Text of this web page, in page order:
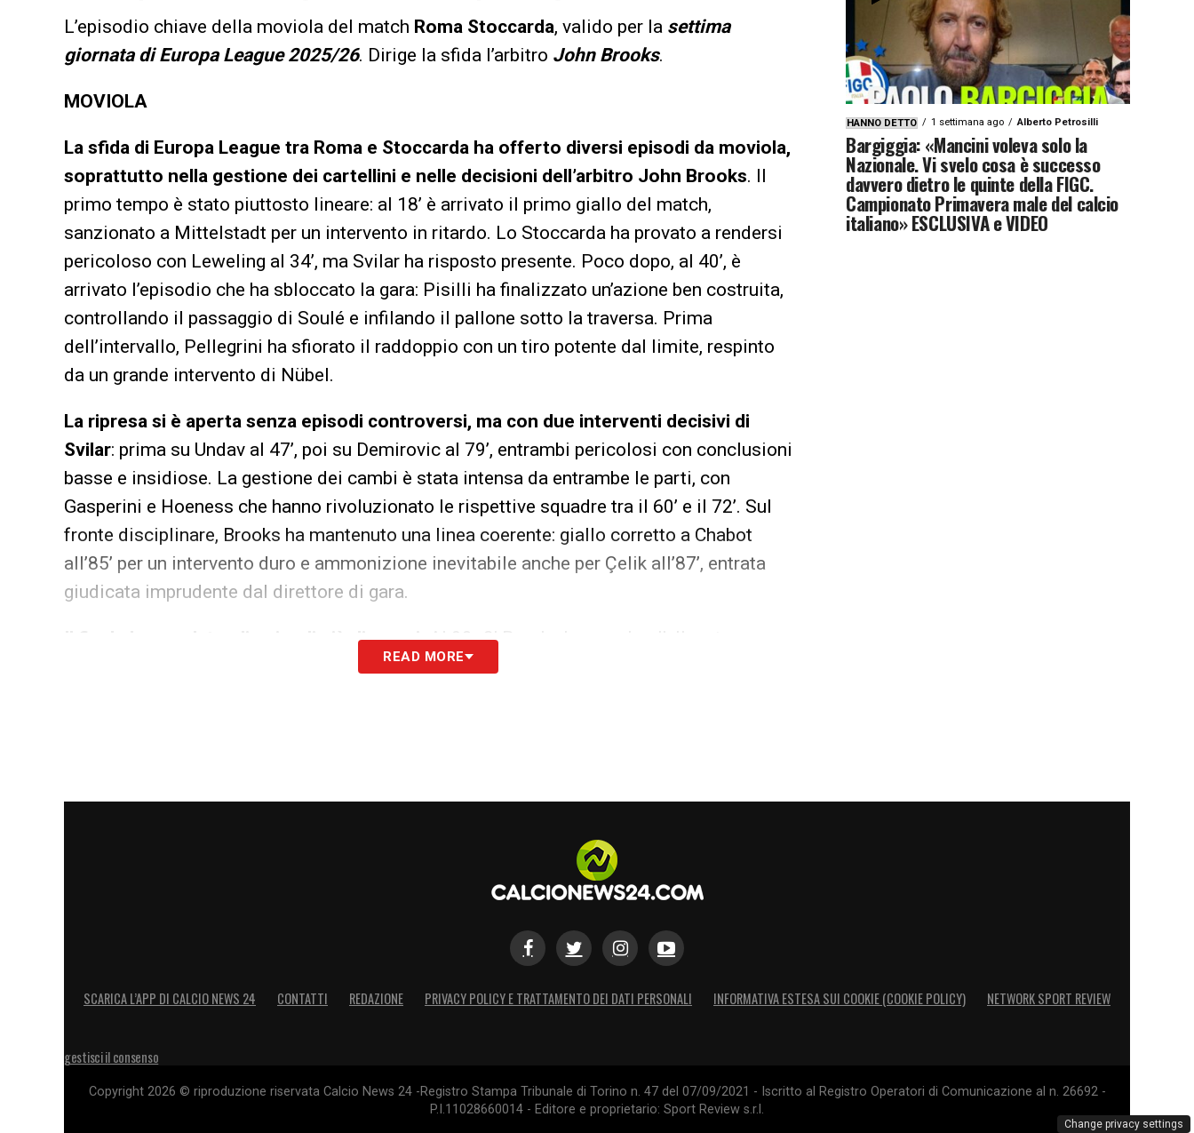
L’episodio chiave della moviola del match Roma Stoccarda, valido per la settima
giornata di Europa League 2025/26. Dirige la sfida l’arbitro John Brooks.
MOVIOLA
La sfida di Europa League tra Roma e Stoccarda ha offerto diversi episodi da moviola,
soprattutto nella gestione dei cartellini e nelle decisioni dell’arbitro John Brooks. Il
primo tempo è stato piuttosto lineare: al 18’ è arrivato il primo giallo del match,
sanzionato a Mittelstadt per un intervento in ritardo. Lo Stoccarda ha provato a rendersi
pericoloso con Leweling al 34’, ma Svilar ha risposto presente. Poco dopo, al 40’, è
arrivato l’episodio che ha sbloccato la gara: Pisilli ha finalizzato un’azione ben costruita,
controllando il passaggio di Soulé e infilando il pallone sotto la traversa. Prima
dell’intervallo, Pellegrini ha sfiorato il raddoppio con un tiro potente dal limite, respinto
da un grande intervento di Nübel.
La ripresa si è aperta senza episodi controversi, ma con due interventi decisivi di
Svilar: prima su Undav al 47’, poi su Demirovic al 79’, entrambi pericolosi con conclusioni
basse e insidiose. La gestione dei cambi è stata intensa da entrambe le parti, con
Gasperini e Hoeness che hanno rivoluzionato le rispettive squadre tra il 60’ e il 72’. Sul
fronte disciplinare, Brooks ha mantenuto una linea coerente: giallo corretto a Chabot
all’85’ per un intervento duro e ammonizione inevitabile anche per Çelik all’87’, entrata
giudicata imprudente dal direttore di gara.
Il finale ha regalato gli episodi più discussi.Al 90+2’ Brooks ha espulso l’allenatore
dello Stoccarda, Sebastian Hoeness, lasciando tutti nell’incertezza sulle motivazioni
solida e coerente nelle valutazioni.
Partite oggi, stasera e domani: guida alla Diretta TV
READ MORE
HANNO DETTO 1 settimana ago Alberto Petrosilli
Bargiggia: «Mancini voleva solo la
Nazionale. Vi svelo cosa è successo
davvero dietro le quinte della FIGC.
Campionato Primavera male del calcio
italiano» ESCLUSIVA e VIDEO
SCARICA L’APP DI CALCIO NEWS 24 CONTATTI REDAZIONE PRIVACY POLICY E TRATTAMENTO DEI DATI PERSONALI INFORMATIVA ESTESA SUI COOKIE (COOKIE POLICY) NETWORK SPORT REVIEW
gestisci il consenso
Copyright 2026 © riproduzione riservata Calcio News 24 -Registro Stampa Tribunale di Torino n. 47 del 07/09/2021 - Iscritto al Registro Operatori di Comunicazione al n. 26692 -
P.I.11028660014 - Editore e proprietario: Sport Review s.r.l.
Change privacy settings